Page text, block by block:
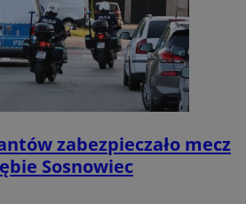
zabezpieczało mecz
Sosnowiec